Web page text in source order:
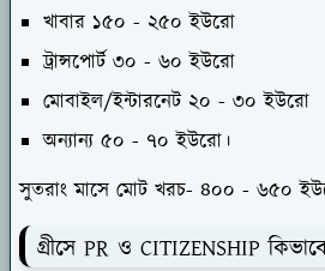
খাবার ১৫০ - ২৫০ ইউরো
ট্রান্সপোর্ট ৩০ - ৬০ ইউরো
মোবাইল/ইন্টারনেট ২০ - ৩০ ইউরো
অন্যান্য ৫০ - ৭০ ইউরো।
সুতরাং মাসে মোট খরচ- ৪০০ - ৬৫০
গ্রীসে PR ও CITIZENSHIP